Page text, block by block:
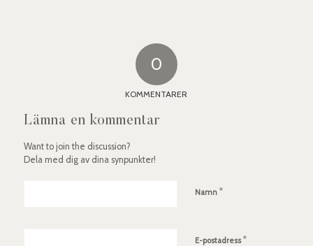
0
KOMMENTARER
Lämna en kommentar
Want to join the discussion?
Dela med dig av dina synpunkter!
Namn *
E-postadress*